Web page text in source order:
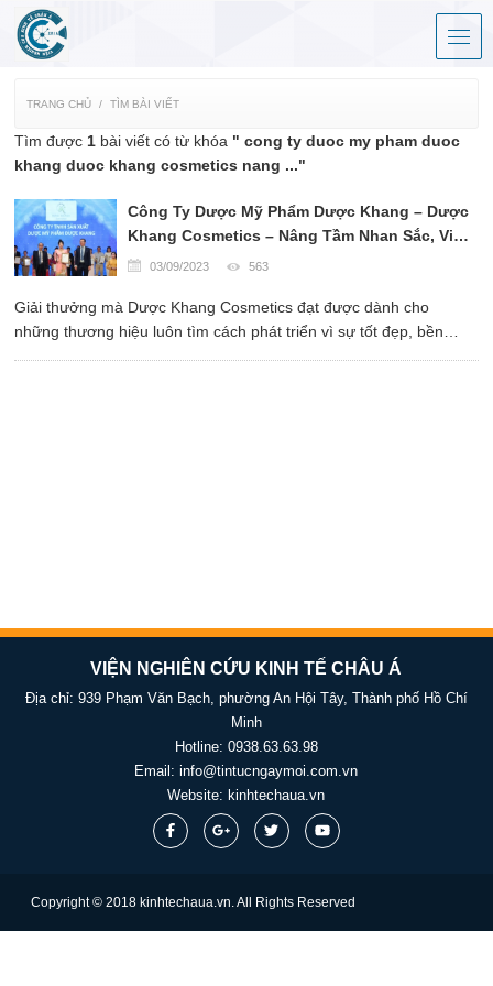
TRANG CHỦ TÌM BÀI VIẾT
Tìm được 1 bài viết có từ khóa " cong ty duoc my pham duoc
khang duoc khang cosmetics nang ..."
Công Ty Dược Mỹ Phẩm Dược Khang – Dược
Khang Cosmetics – Nâng Tầm Nhan Sắc, Vinh
Dự Đón Nhận Danh Hiệu Thương Hiệu Hàng
LƯỢNG VÀNG ASEAN 2023
03/09/2023 563
Giải thưởng mà Dược Khang Cosmetics đạt được dành cho
những thương hiệu luôn tìm cách phát triển vì sự tốt đẹp, bền
VIỆN NGHIÊN CỨU KINH TẾ CHÂU Á
Địa chỉ: 939 Phạm Văn Bạch, phường An Hội Tây, Thành phố Hồ Chí
Minh
Hotline: 0938.63.63.98
Email:info@tintucngaymoi.com.vn
Website: kinhtechaua.vn
Copyright © 2018 kinhtechaua.vn. All Rights Reserved